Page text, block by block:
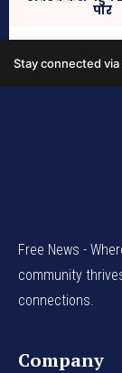
Free News -
community
connections.
Company